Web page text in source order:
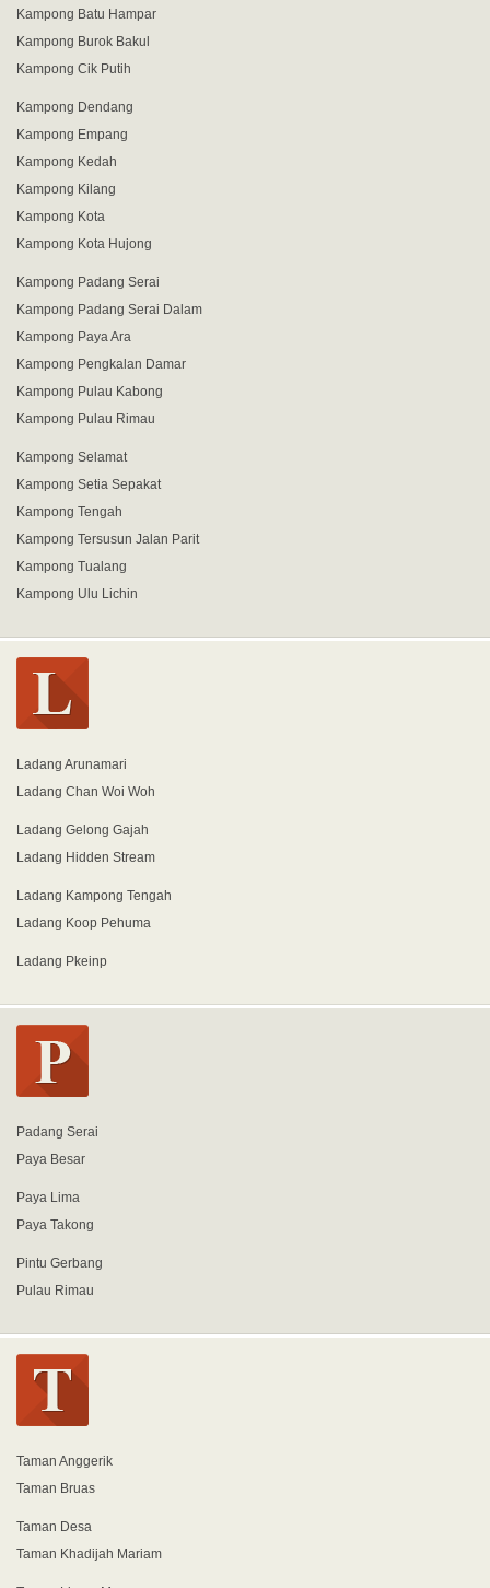
Kampong Batu Hampar
Kampong Burok Bakul
Kampong Cik Putih
Kampong Dendang
Kampong Empang
Kampong Kedah
Kampong Kilang
Kampong Kota
Kampong Kota Hujong
Kampong Padang Serai
Kampong Padang Serai Dalam
Kampong Paya Ara
Kampong Pengkalan Damar
Kampong Pulau Kabong
Kampong Pulau Rimau
Kampong Selamat
Kampong Setia Sepakat
Kampong Tengah
Kampong Tersusun Jalan Parit
Kampong Tualang
Kampong Ulu Lichin
Ladang Arunamari
Ladang Chan Woi Woh
Ladang Gelong Gajah
Ladang Hidden Stream
Ladang Kampong Tengah
Ladang Koop Pehuma
Ladang Pkeinp
Padang Serai
Paya Besar
Paya Lima
Paya Takong
Pintu Gerbang
Pulau Rimau
Taman Anggerik
Taman Bruas
Taman Desa
Taman Khadijah Mariam